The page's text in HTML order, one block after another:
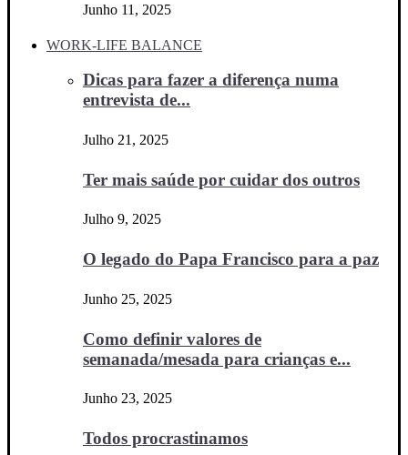
Junho 11, 2025
WORK-LIFE BALANCE
Dicas para fazer a diferença numa
entrevista de...
Julho 21, 2025
Ter mais saúde por cuidar dos outros
Julho 9, 2025
O legado do Papa Francisco para a paz
Junho 25, 2025
Como definir valores de
semanada/mesada para crianças e...
Junho 23, 2025
Todos procrastinamos